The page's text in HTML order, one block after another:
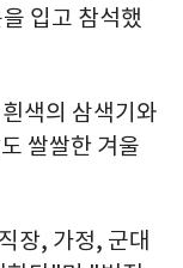
입고 참석했
색의 삼색기와
쌀쌀한 겨울
장, 가정, 군대